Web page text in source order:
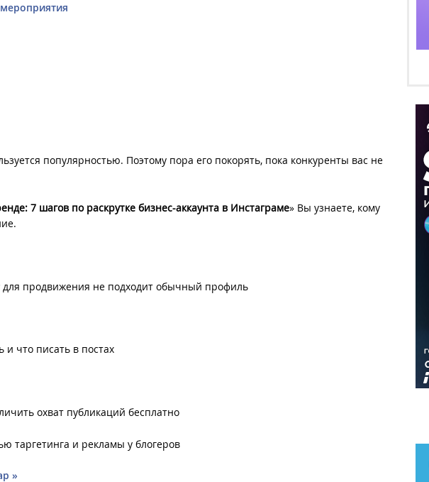
популярностью. Поэтому пора его покорять, пока конкуренты вас не
7 шагов по раскрутке бизнес-аккаунта в Инстаграме» Вы узнаете, кому
для продвижения не подходит обычный профиль
что писать в постах
охват публикаций бесплатно
таргетинга и рекламы у блогеров
»